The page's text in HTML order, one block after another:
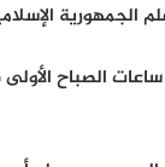
الجمهورية
الصباح